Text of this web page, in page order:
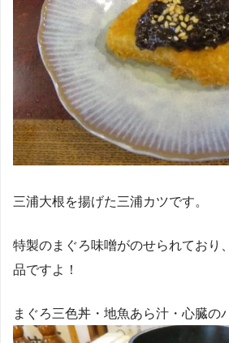
三浦大根を揚げた三浦カツです。
特製のまぐろ味噌がのせられており
品ですよ！
まぐろ三色丼・地魚あら汁・心臓の